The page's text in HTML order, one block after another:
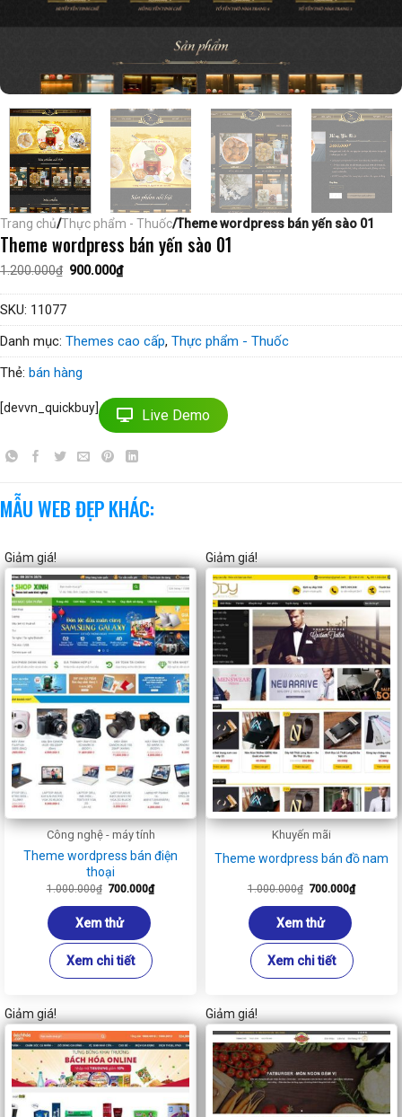
Trang chủ/Thực phẩm - Thuốc/Theme wordpress bán yến sào 01
Theme wordpress bán yến sào 01
1.200.000₫ Giá
là:
900.000₫Giá
hiện
tại
SKU: 11077
Danh mục: Themes cao cấp, Thực phẩm - Thuốc
Thẻ: bán hàng
[devvn_quickbuy] Live Demo
MẪU WEB ĐẸP KHÁC:
Giảm giá!
Công nghệ - máy tính
Theme wordpress bán điện
thoại
1.000.000₫ Giá
là:
1.000.000₫.
700.000₫Giá
hiện
Xem thử
Xem chi tiết
Giảm giá!
Khuyến mãi
Theme wordpress bán đồ nam
1.000.000₫ Giá
là:
1.000.000₫.
700.000₫Giá
hiện
Xem thử
Xem chi tiết
Giảm giá! Giảm giá!